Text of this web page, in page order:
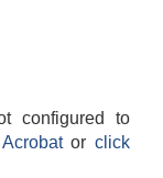
configured to
Acrobatorclick